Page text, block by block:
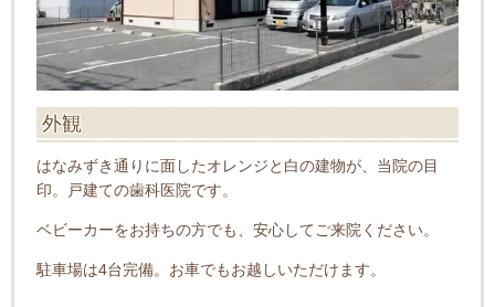
外観
はなみずき通りに面したオレンジと白の建物が、当院の目
印。戸建ての歯科医院です。
ベビーカーをお持ちの方でも、安心してご来院ください。
駐車場は4台完備。お車でもお越しいただけます。